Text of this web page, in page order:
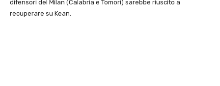
difensori del Milan (Calabria e Tomori) sarebbe riuscito a
recuperare su Kean.